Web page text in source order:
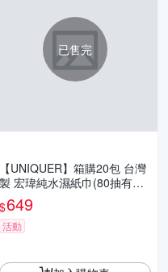
已售完
【UNIQUER】箱購20包 台灣
製 宏瑋純水濕紙巾(80抽有蓋)
太后駕到 純水濕巾 嬰兒濕紙
巾 寶寶適用
$649
活動